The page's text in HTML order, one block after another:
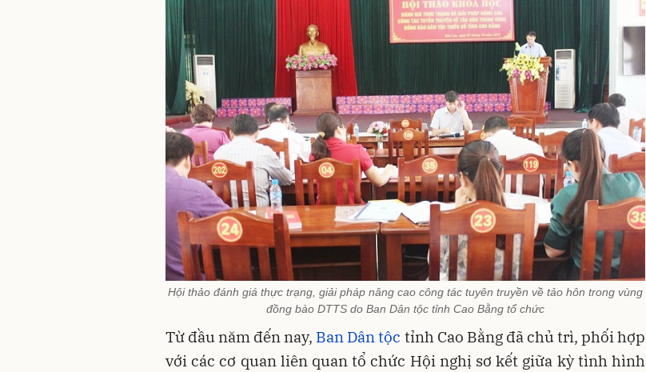
Hội thảo đánh giá thực trạng, giải pháp nâng cao công tác tuyên truyền về tảo hôn trong vùng
đồng bào DTTS do Ban Dân tộc tỉnh Cao Bằng tổ chức
Từ đầu năm đến nay, Ban Dân tộc tỉnh Cao Bằng đã chủ trì, phối hợp
với các cơ quan liên quan tổ chức Hội nghị sơ kết giữa kỳ tình hình